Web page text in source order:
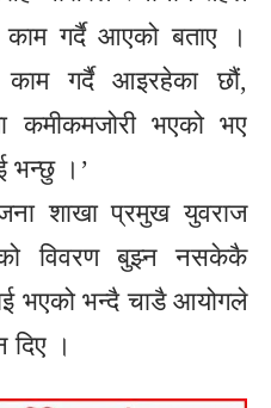
काम गर्दै आएको बताए ।
गर्दै आइरहेका छौं,
कमीकमजोरी भएको भए
भन्छु ।’
शाखा प्रमुख युवराज
विवरण बुझ्न नसकेकै
भएको भन्दै चाडै आयोगले
दिए ।